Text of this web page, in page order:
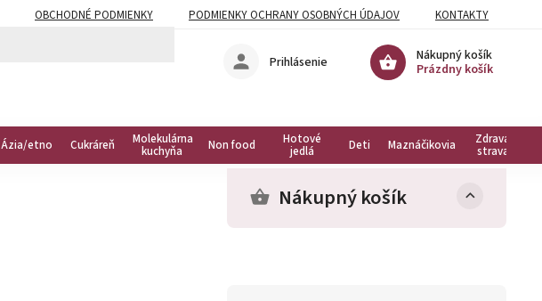
OBCHODNÉ PODMIENKY PODMIENKY OCHRANY OSOBNÝCH ÚDAJOV KONTAKTY
Nákupný košík
Prázdny košík
Prihlásenie
Ázia/etno Cukráreň Molekulárna
kuchyňa Non food Hotové
jedlá Deti Maznáčikovia Zdravá
strava
Nákupný košík